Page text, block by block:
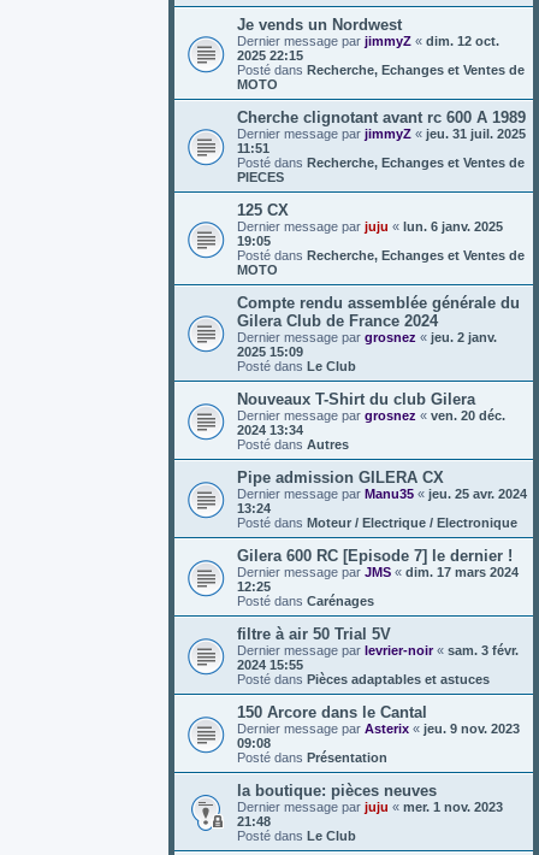
Je vends un Nordwest
Dernier message par jimmyZ « dim. 12 oct.
2025 22:15
Posté dans Recherche, Echanges et Ventes de
MOTO
Cherche clignotant avant rc 600 A 1989
Dernier message par jimmyZ « jeu. 31 juil. 2025
11:51
Posté dans Recherche, Echanges et Ventes de
PIECES
125 CX
Dernier message par juju « lun. 6 janv. 2025
19:05
Posté dans Recherche, Echanges et Ventes de
MOTO
Compte rendu assemblée générale du
Gilera Club de France 2024
Dernier message par grosnez « jeu. 2 janv.
2025 15:09
Posté dans Le Club
Nouveaux T-Shirt du club Gilera
Dernier message par grosnez « ven. 20 déc.
2024 13:34
Posté dans Autres
Pipe admission GILERA CX
Dernier message par Manu35 « jeu. 25 avr. 2024
13:24
Posté dans Moteur / Electrique / Electronique
Gilera 600 RC [Episode 7] le dernier !
Dernier message par JMS « dim. 17 mars 2024
12:25
Posté dans Carénages
filtre à air 50 Trial 5V
Dernier message par levrier-noir« sam. 3 févr.
2024 15:55
Posté dans Pièces adaptables et astuces
150 Arcore dans le Cantal
Dernier message par Asterix « jeu. 9 nov. 2023
09:08
Posté dans Présentation
la boutique: pièces neuves
Dernier message par juju « mer. 1 nov. 2023
21:48
Posté dans Le Club